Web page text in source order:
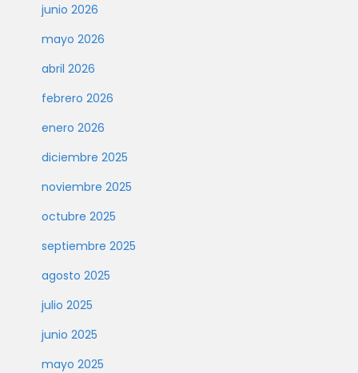
junio 2026
mayo 2026
abril 2026
febrero 2026
enero 2026
diciembre 2025
noviembre 2025
octubre 2025
septiembre 2025
agosto 2025
julio 2025
junio 2025
mayo 2025